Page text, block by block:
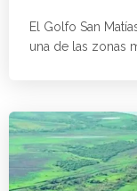
El Golfo San
una de las zonas